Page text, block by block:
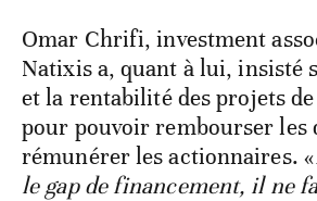
Omar Chrifi, investment
Natixis a, quant à lui, insisté
et la rentabilité des projets
pour pouvoir rembourser les
rémunérer les actionnaires. «
le gap de financement, il ne